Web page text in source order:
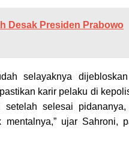
Desak Presiden Prabowo
selayaknya
karir pelaku di
setelah selesai
ujar Sahroni,